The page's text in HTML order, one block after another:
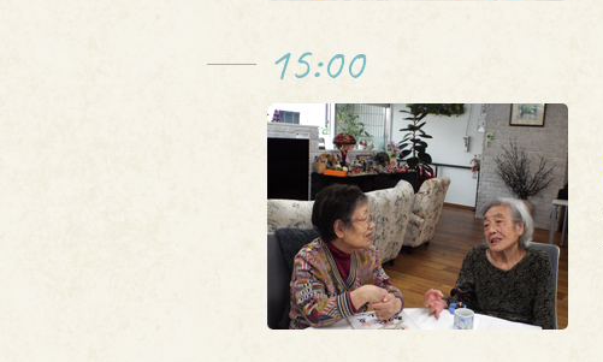
15:00